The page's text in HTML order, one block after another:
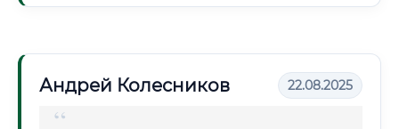
Андрей Колесников 22.08.2025